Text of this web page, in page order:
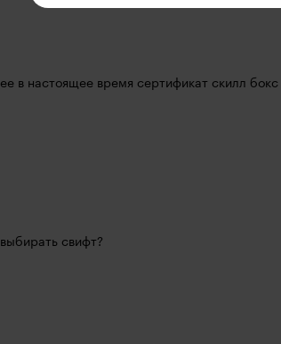
в настоящее время сертификат скилл
свифт?